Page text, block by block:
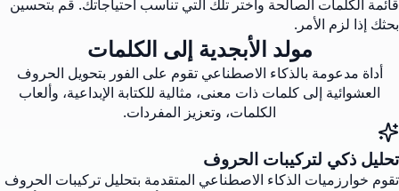
قائمة الكلمات الصالحة واختر تلك التي تناسب احتياجاتك. قم بتحسين
بحثك إذا لزم الأمر.
مولد الأبجدية إلى الكلمات
أداة مدعومة بالذكاء الاصطناعي تقوم على الفور بتحويل الحروف
العشوائية إلى كلمات ذات معنى، مثالية للكتابة الإبداعية، وألعاب
الكلمات، وتعزيز المفردات.
تحليل ذكي لتركيبات الحروف
تقوم خوارزميات الذكاء الاصطناعي المتقدمة بتحليل تركيبات الحروف